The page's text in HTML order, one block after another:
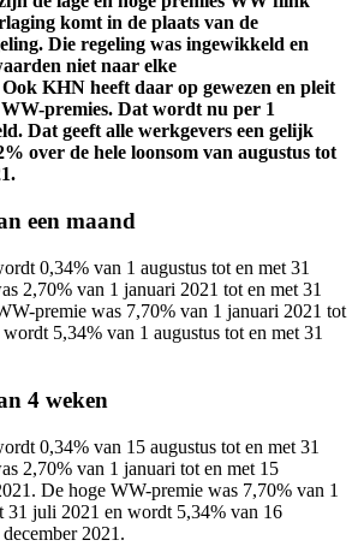
komt in de plaats van de
Die regeling was ingewikkeld en
niet naar elke
KHN heeft daar op gewezen en pleit
premies. Dat wordt nu per 1
Dat geeft alle werkgevers een gelijk
over de hele loonsom van augustus tot
een maand
0,34% van 1 augustus tot en met 31
2,70% van 1 januari 2021 tot en met 31
premie was 7,70% van 1 januari 2021 tot
5,34% van 1 augustus tot en met 31
4 weken
0,34% van 15 augustus tot en met 31
2,70% van 1 januari tot en met 15
De hoge WW-premie was 7,70% van 1
31 juli 2021 en wordt 5,34% van 16
2021.